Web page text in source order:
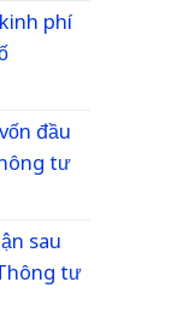
phí
đầu
tư
sau
tư